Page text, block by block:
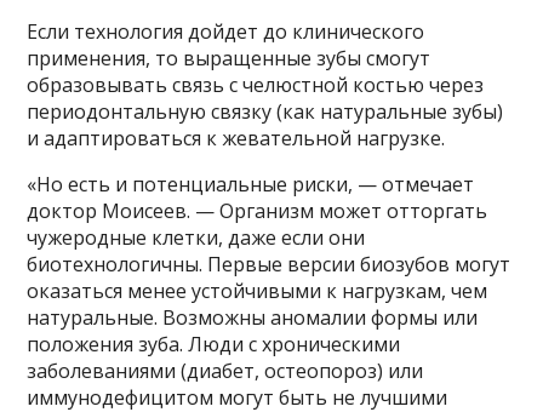
Если технология дойдет до клинического
применения, то выращенные зубы смогут
образовывать связь с челюстной костью через
периодонтальную связку (как натуральные зубы)
и адаптироваться к жевательной нагрузке.
«Но есть и потенциальные риски, — отмечает
доктор Моисеев. — Организм может отторгать
чужеродные клетки, даже если они
биотехнологичны. Первые версии биозубов могут
оказаться менее устойчивыми к нагрузкам, чем
натуральные. Возможны аномалии формы или
положения зуба. Люди с хроническими
заболеваниями (диабет, остеопороз) или
иммунодефицитом могут быть не лучшими